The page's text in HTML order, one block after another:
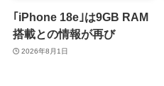
｢iPhone 18e｣は9GB RAM
搭載との情報が再び
2026年8月1日